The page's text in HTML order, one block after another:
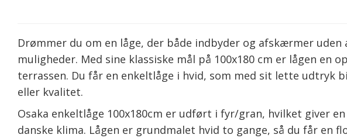
Drømmer du om en låge, der både indbyder og afskærmer
muligheder. Med sine klassiske mål på 100x180 cm er lågen
terrassen. Du får en enkeltlåge i hvid, som med sit lette
eller kvalitet.
Osaka enkeltlåge 100x180cm er udført i fyr/gran, hvilket giver
danske klima. Lågen er grundmalet hvid to gange, så du får